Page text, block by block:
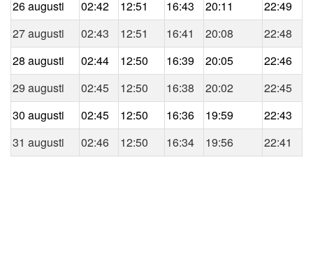
26 augusti 02:42 12:51 16:43 20:11
22:49
27 augusti
02:43 12:51 16:41 20:08
22:48
28 augusti
02:44 12:50 16:39 20:05
22:46
29 augusti
02:45 12:50 16:38 20:02
22:45
30 augusti
02:45 12:50 16:36 19:59
22:43
31 augusti
02:46 12:50 16:34 19:56 22:41